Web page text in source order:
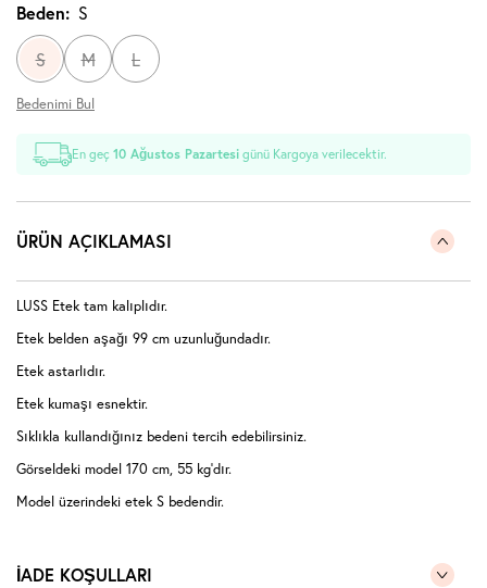
Beden: S
S M L
Bedenimi Bul
En geç10 Ağustos Pazartesi günü Kargoya verilecektir.
ÜRÜN AÇIKLAMASI
LUSS Etek tam kalıplıdır.
Etek belden aşağı 99 cm uzunluğundadır.
Etek astarlıdır.
Etek kumaşı esnektir.
Sıklıkla kullandığınız bedeni tercih edebilirsiniz.
Görseldeki model 170 cm, 55 kg'dır.
Model üzerindeki etek S bedendir.
İADE KOŞULLARI